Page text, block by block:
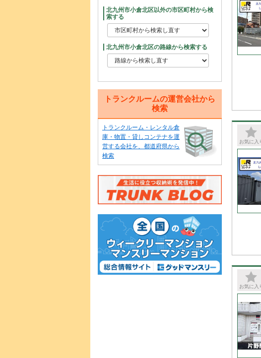
お気に入
お気に入
北九州市小倉北区以外の市区町村から検
索する
北九州市小倉北区の路線から検索する
トランクルームの運営会社から
検索
トランクルーム・レンタル倉
庫・物置・貸しコンテナを運
営する会社を、都道府県から
検索